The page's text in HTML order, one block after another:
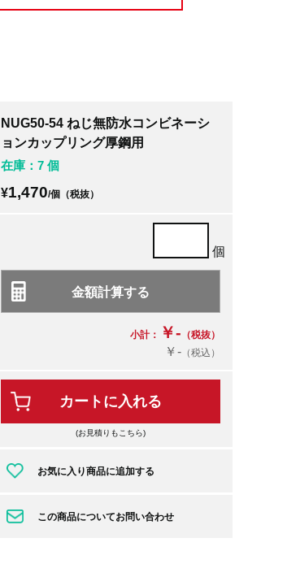
NUG50-54 ねじ無防水コンビネーシ
ョンカップリング厚鋼用
在庫：7 個
¥1,470/個（税抜）
個
小計： ￥- （税抜）
￥-（税込）
カートに入れる
(お見積りもこちら)
お気に入り商品に追加する
この商品についてお問い合わせ